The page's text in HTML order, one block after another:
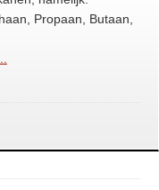
Propaan, Butaan,